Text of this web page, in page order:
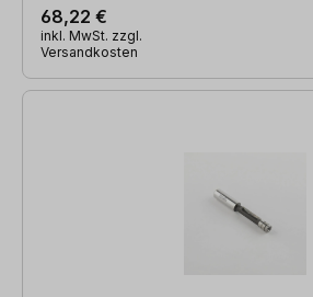
68,22 €
inkl. MwSt. zzgl.
Versandkosten